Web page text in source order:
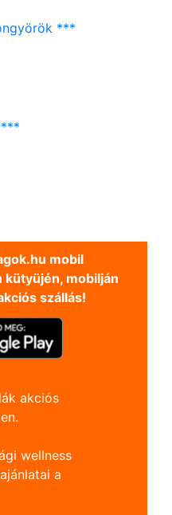
***
mobil
kütyüjén, mobilján
szállás!
akciós
wellness
a